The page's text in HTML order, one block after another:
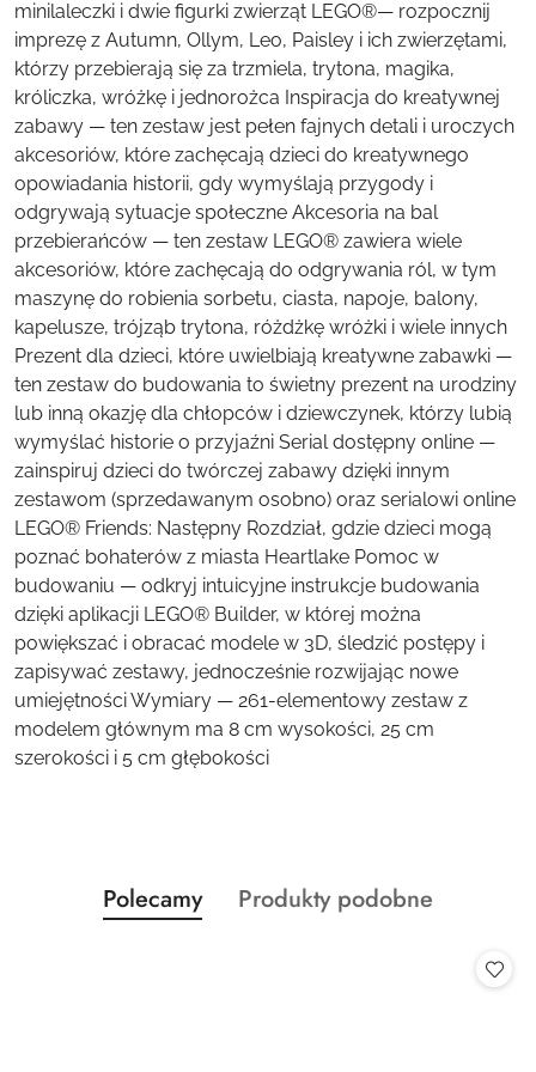
minilaleczki i dwie figurki zwierząt LEGO®— rozpocznij
imprezę z Autumn, Ollym, Leo, Paisley i ich zwierzętami,
którzy przebierają się za trzmiela, trytona, magika,
króliczka, wróżkę i jednorożca Inspiracja do kreatywnej
zabawy — ten zestaw jest pełen fajnych detali i uroczych
akcesoriów, które zachęcają dzieci do kreatywnego
opowiadania historii, gdy wymyślają przygody i
odgrywają sytuacje społeczne Akcesoria na bal
przebierańców — ten zestaw LEGO® zawiera wiele
akcesoriów, które zachęcają do odgrywania ról, w tym
maszynę do robienia sorbetu, ciasta, napoje, balony,
kapelusze, trójząb trytona, różdżkę wróżki i wiele innych
Prezent dla dzieci, które uwielbiają kreatywne zabawki —
ten zestaw do budowania to świetny prezent na urodziny
lub inną okazję dla chłopców i dziewczynek, którzy lubią
wymyślać historie o przyjaźni Serial dostępny online —
zainspiruj dzieci do twórczej zabawy dzięki innym
zestawom (sprzedawanym osobno) oraz serialowi online
LEGO® Friends: Następny Rozdział, gdzie dzieci mogą
poznać bohaterów z miasta Heartlake Pomoc w
budowaniu — odkryj intuicyjne instrukcje budowania
dzięki aplikacji LEGO® Builder, w której można
powiększać i obracać modele w 3D, śledzić postępy i
zapisywać zestawy, jednocześnie rozwijając nowe
umiejętności Wymiary — 261-elementowy zestaw z
modelem głównym ma 8 cm wysokości, 25 cm
szerokości i 5 cm głębokości
Pomiń karuzelę produktów
Produkty
o
Polecamy
Produkty
Produkty podobne